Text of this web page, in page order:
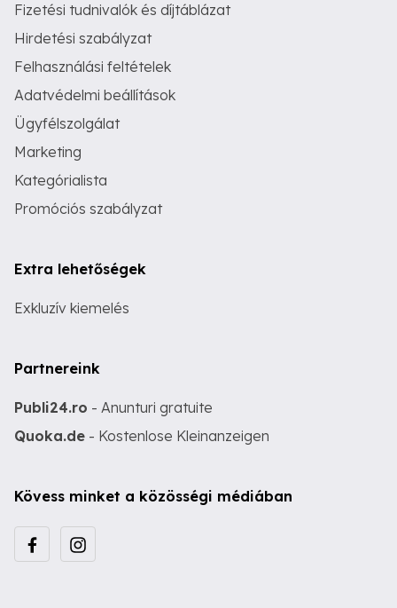
Fizetési tudnivalók és díjtáblázat
Hirdetési szabályzat
Felhasználási feltételek
Adatvédelmi beállítások
Ügyfélszolgálat
Marketing
Kategórialista
Promóciós szabályzat
Extra lehetőségek
Exkluzív kiemelés
Partnereink
Publi24.ro - Anunturi gratuite
Quoka.de - Kostenlose Kleinanzeigen
Kövess minket a közösségi médiában